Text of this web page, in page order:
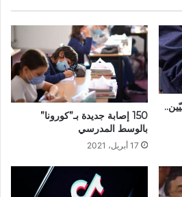
150 إصابة جديدة بـ”كورونا”
بالوسط المدرسي
17 أبريل، 2021